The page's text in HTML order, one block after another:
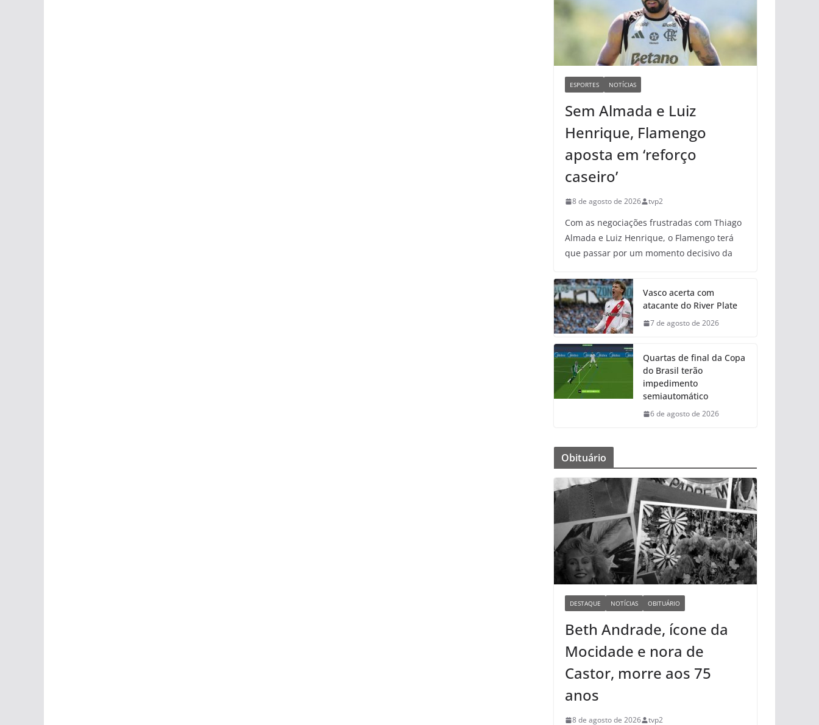
ESPORTES NOTÍCIAS
Sem Almada e Luiz
Henrique, Flamengo
aposta em ‘reforço
caseiro’
8 de agosto de 2026 tvp2
Com as negociações frustradas com Thiago
Almada e Luiz Henrique, o Flamengo terá
que passar por um momento decisivo da
Vasco acerta com
atacante do River Plate
7 de agosto de 2026
Quartas de final da Copa
do Brasil terão
impedimento
semiautomático
6 de agosto de 2026
Obituário
DESTAQUE NOTÍCIAS OBITUÁRIO
Beth Andrade, ícone da
Mocidade e nora de
Castor, morre aos 75
anos
8 de agosto de 2026 tvp2